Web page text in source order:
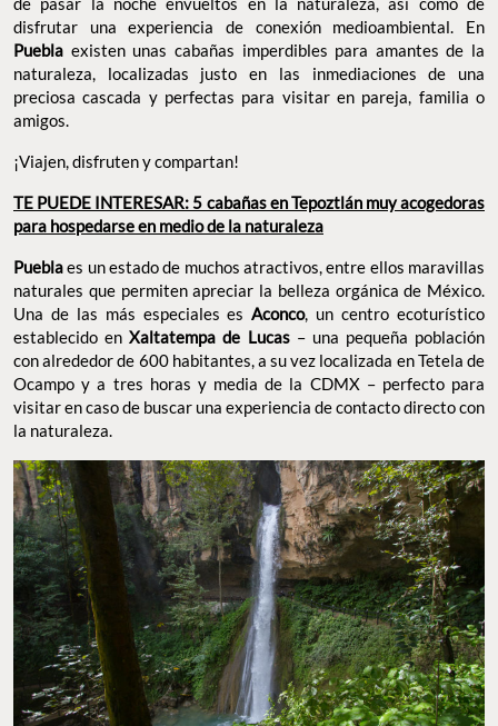
disfrutar una experiencia de conexión medioambiental. En
Puebla existen unas cabañas imperdibles para amantes de la
naturaleza, localizadas justo en las inmediaciones de una
preciosa cascada y perfectas para visitar en pareja, familia o
amigos.
¡Viajen, disfruten y compartan!
TE PUEDE INTERESAR: 5 cabañas en Tepoztlán muy acogedoras
para hospedarse en medio de la naturaleza
Pueblaes un estado de muchos atractivos, entre ellos maravillas
naturales que permiten apreciar la belleza orgánica de México.
Una de las más especiales esAconco, un centro ecoturístico
establecido en Xaltatempa de Lucas– una pequeña población
con alrededor de 600 habitantes, a su vez localizada en Tetela de
Ocampo y a tres horas y media de la CDMX – perfecto para
visitar en caso de buscar una experiencia de contacto directo con
la naturaleza.